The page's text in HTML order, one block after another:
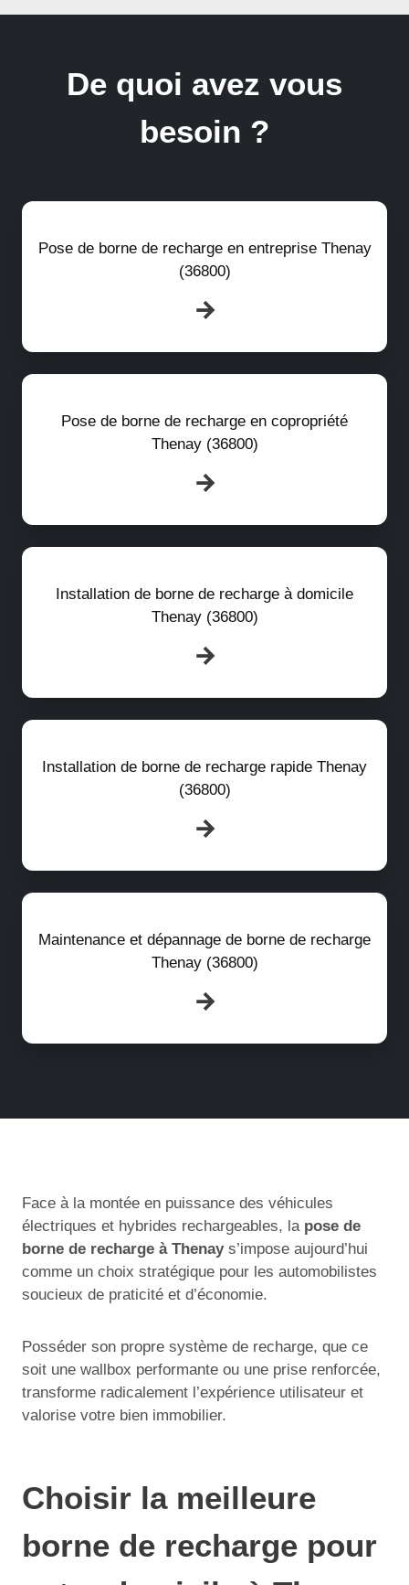
De quoi avez vous
besoin ?
Pose de borne de recharge en entreprise Thenay
(36800)
Pose de borne de recharge en copropriété
Thenay (36800)
Installation de borne de recharge à domicile
Thenay (36800)
Installation de borne de recharge rapide Thenay
(36800)
Maintenance et dépannage de borne de recharge
Thenay (36800)
Face à la montée en puissance des véhicules
électriques et hybrides rechargeables, la pose de
borne de recharge à Thenays’impose aujourd’hui
comme un choix stratégique pour les automobilistes
soucieux de praticité et d’économie.
Posséder son propre système de recharge, que ce
soit une wallbox performante ou une prise renforcée,
transforme radicalement l’expérience utilisateur et
valorise votre bien immobilier.
Choisir la meilleure
borne de recharge pour